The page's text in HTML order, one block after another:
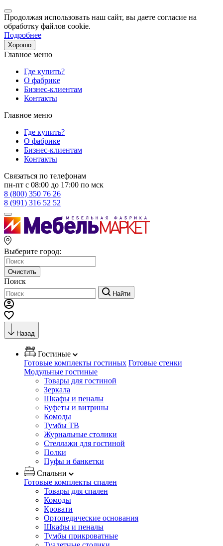
Продолжая использовать наш сайт, вы даете согласие на
обработку файлов cookie.
Подробнее
Хорошо
Главное меню
Где купить?
О фабрике
Бизнес-клиентам
Контакты
Главное меню
Где купить?
О фабрике
Бизнес-клиентам
Контакты
Связаться по телефонам
пн-пт с 08:00 до 17:00 по мск
8 (800) 350 76 26
8 (991) 316 52 52
Выберите город:
Очистить
Поиск
Найти
Назад
Гостиные
Готовые комплекты гостиных Готовые стенки
Модульные гостиные
Товары для гостиной
Зеркала
Шкафы и пеналы
Буфеты и витрины
Комоды
Тумбы ТВ
Журнальные столики
Стеллажи для гостиной
Полки
Пуфы и банкетки
Спальни
Готовые комплекты спален
Товары для спален
Комоды
Кровати
Ортопедические основания
Шкафы и пеналы
Тумбы прикроватные